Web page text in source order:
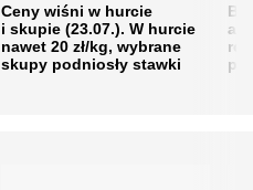
Ceny wiśni w hurcie
i skupie (23.07.). W hurcie
nawet 20 zł/kg, wybrane
skupy podniosły stawki